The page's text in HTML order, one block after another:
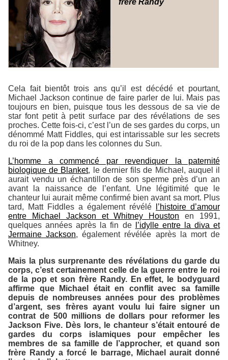
frère Randy
Cela fait bientôt trois ans qu’il est décédé et pourtant,
Michael Jackson continue de faire parler de lui. Mais pas
toujours en bien, puisque tous les dessous de sa vie de
star font petit à petit surface par des révélations de ses
proches. Cette fois-ci, c’est l’un de ses gardes du corps, un
dénommé Matt Fiddles, qui est intarissable sur les secrets
du roi de la pop dans les colonnes du Sun.
L’homme a commencé par revendiquer la paternité
biologique de Blanket, le dernier fils de Michael, auquel il
aurait vendu un échantillon de son sperme près d’un an
avant la naissance de l’enfant. Une légitimité que le
chanteur lui aurait même confirmé bien avant sa mort. Plus
tard, Matt Fiddles a également révélé
l’histoire d’amour
entre Michael Jackson et Whitney Houston en 1991,
quelques années après la fin de
l’idylle entre la diva et
Jermaine Jackson, également révélée après la mort de
Whitney.
Mais la plus surprenante des révélations du garde du
corps, c’est certainement celle de la guerre entre le roi
de la pop et son frère Randy. En effet, le bodyguard
affirme que Michael était en conflit avec sa famille
depuis de nombreuses années pour des problèmes
d’argent, ses frères ayant voulu lui faire signer un
contrat de 500 millions de dollars pour reformer les
Jackson Five. Dès lors, le chanteur s’était entouré de
gardes du corps islamiques pour empêcher les
membres de sa famille de l’approcher, et quand son
frère Randy a forcé le barrage, Michael aurait donné